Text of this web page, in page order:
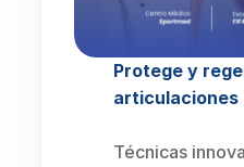
Protege y
articulaciones
Técnicas